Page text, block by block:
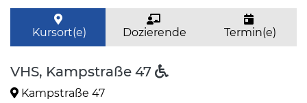
Kursort(e) Dozierende Termin(e)
VHS, Kampstraße 47
Kampstraße 47